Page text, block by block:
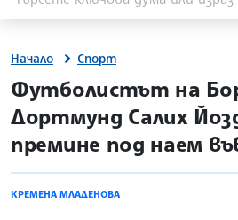
Начало Спорт
site.bta
Футболистът на
Дортмунд Салих
премине под наем
КРЕМЕНА МЛАДЕНОВА